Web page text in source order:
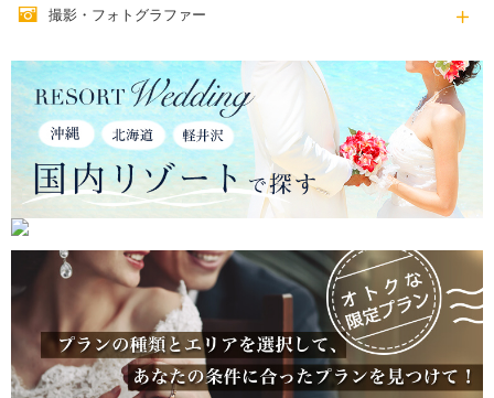
撮影・フォトグラファー